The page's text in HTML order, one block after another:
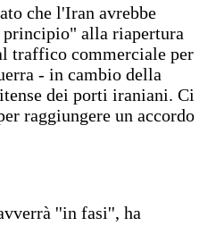
che l'Iran avrebbe
alla riapertura
traffico commerciale per
- in cambio della
dei porti iraniani. Ci
raggiungere un accordo
''in fasi'', ha